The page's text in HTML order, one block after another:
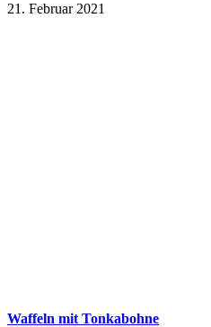
21. Februar 2021
Waffeln mit Tonkabohne